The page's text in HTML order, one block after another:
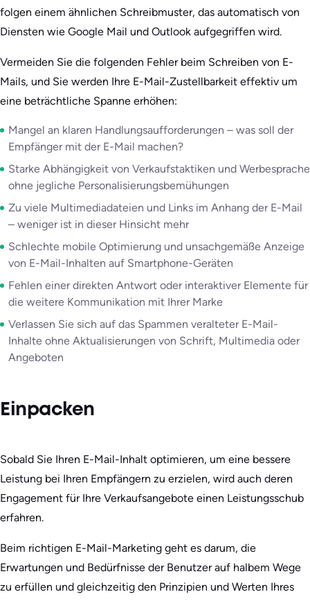
folgen einem ähnlichen Schreibmuster, das automatisch von
Diensten wie Google Mail und Outlook aufgegriffen wird.
Vermeiden Sie die folgenden Fehler beim Schreiben von E-
Mails, und Sie werden Ihre E-Mail-Zustellbarkeit effektiv um
eine beträchtliche Spanne erhöhen:
Mangel an klaren Handlungsaufforderungen – was soll der
Empfänger mit der E-Mail machen?
Starke Abhängigkeit von Verkaufstaktiken und Werbesprache
ohne jegliche Personalisierungsbemühungen
Zu viele Multimediadateien und Links im Anhang der E-Mail
– weniger ist in dieser Hinsicht mehr
Schlechte mobile Optimierung und unsachgemäße Anzeige
von E-Mail-Inhalten auf Smartphone-Geräten
Fehlen einer direkten Antwort oder interaktiver Elemente für
die weitere Kommunikation mit Ihrer Marke
Verlassen Sie sich auf das Spammen veralteter E-Mail-
Inhalte ohne Aktualisierungen von Schrift, Multimedia oder
Angeboten
Einpacken
Sobald Sie Ihren E-Mail-Inhalt optimieren, um eine bessere
Leistung bei Ihren Empfängern zu erzielen, wird auch deren
Engagement für Ihre Verkaufsangebote einen Leistungsschub
erfahren.
Beim richtigen E-Mail-Marketing geht es darum, die
Erwartungen und Bedürfnisse der Benutzer auf halbem Wege
zu erfüllen und gleichzeitig den Prinzipien und Werten Ihres